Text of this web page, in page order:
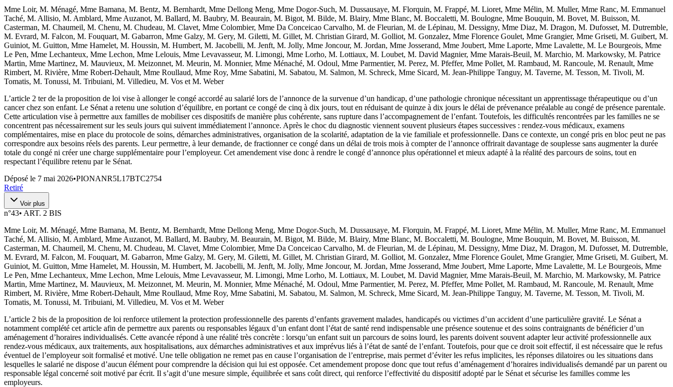
Mme Loir, M. Ménagé, Mme Bamana, M. Bentz, M. Bernhardt, Mme Dellong Meng, Mme Dogor-Such, M. Dussausaye, M. Florquin, M. Frappé, M. Lioret, Mme Mélin, M. Muller, Mme Ranc, M. Emmanuel
Taché, M. Allisio, M. Amblard, Mme Auzanot, M. Ballard, M. Baubry, M. Beaurain, M. Bigot, M. Bilde, M. Blairy, Mme Blanc, M. Boccaletti, M. Boulogne, Mme Bouquin, M. Bovet, M. Buisson, M.
Casterman, M. Chaumeil, M. Chenu, M. Chudeau, M. Clavet, Mme Colombier, Mme Da Conceicao Carvalho, M. de Fleurian, M. de Lépinau, M. Dessigny, Mme Diaz, M. Dragon, M. Dufosset, M. Dutremble,
M. Evrard, M. Falcon, M. Fouquart, M. Gabarron, Mme Galzy, M. Gery, M. Giletti, M. Gillet, M. Christian Girard, M. Golliot, M. Gonzalez, Mme Florence Goulet, Mme Grangier, Mme Griseti, M. Guibert, M.
Guiniot, M. Guitton, Mme Hamelet, M. Houssin, M. Humbert, M. Jacobelli, M. Jenft, M. Jolly, Mme Joncour, M. Jordan, Mme Josserand, Mme Joubert, Mme Laporte, Mme Lavalette, M. Le Bourgeois, Mme
Le Pen, Mme Lechanteux, Mme Lechon, Mme Lelouis, Mme Levavasseur, M. Limongi, Mme Lorho, M. Lottiaux, M. Loubet, M. David Magnier, Mme Marais-Beuil, M. Marchio, M. Markowsky, M. Patrice
Martin, Mme Martinez, M. Mauvieux, M. Meizonnet, M. Meurin, M. Monnier, Mme Ménaché, M. Odoul, Mme Parmentier, M. Perez, M. Pfeffer, Mme Pollet, M. Rambaud, M. Rancoule, M. Renault, Mme
Rimbert, M. Rivière, Mme Robert-Dehault, Mme Roullaud, Mme Roy, Mme Sabatini, M. Sabatou, M. Salmon, M. Schreck, Mme Sicard, M. Jean-Philippe Tanguy, M. Taverne, M. Tesson, M. Tivoli, M.
Tomatis, M. Tonussi, M. Tribuiani, M. Villedieu, M. Vos et M. Weber
L’article 2 ter de la proposition de loi vise à allonger le congé accordé au salarié lors de l’annonce de la survenue d’un handicap, d’une pathologie chronique nécessitant un apprentissage thérapeutique ou d’un
cancer chez son enfant. Le Sénat a retenu une solution d’équilibre, en portant ce congé de cinq à dix jours, tout en réduisant de quinze à dix jours le délai de prévenance préalable au congé de présence parentale.
Cette articulation vise à permettre aux familles de mobiliser ces dispositifs de manière plus cohérente, sans rupture dans l’accompagnement de l’enfant. Toutefois, les difficultés rencontrées par les familles ne se
concentrent pas nécessairement sur les seuls jours qui suivent immédiatement l’annonce. Après le choc du diagnostic viennent souvent plusieurs étapes successives : rendez-vous médicaux, examens
complémentaires, mise en place du protocole de soins, démarches administratives, organisation de la scolarité, adaptation de la vie familiale et professionnelle. Dans ce contexte, un congé pris en bloc peut ne pas
correspondre aux besoins réels des parents. Leur permettre, à leur demande, de fractionner ce congé dans un délai de trois mois à compter de l’annonce offrirait davantage de souplesse sans augmenter la durée
totale du congé ni créer une charge supplémentaire pour l’employeur. Cet amendement vise donc à rendre le congé d’annonce plus opérationnel et mieux adapté à la réalité des parcours de soins, tout en
respectant l’équilibre retenu par le Sénat.
Déposé le 7 mai 2026•PIONANR5L17BTC2754
Retiré
Voir plus
n°43• ART. 2 BIS
Mme Loir, M. Ménagé, Mme Bamana, M. Bentz, M. Bernhardt, Mme Dellong Meng, Mme Dogor-Such, M. Dussausaye, M. Florquin, M. Frappé, M. Lioret, Mme Mélin, M. Muller, Mme Ranc, M. Emmanuel
Taché, M. Allisio, M. Amblard, Mme Auzanot, M. Ballard, M. Baubry, M. Beaurain, M. Bigot, M. Bilde, M. Blairy, Mme Blanc, M. Boccaletti, M. Boulogne, Mme Bouquin, M. Bovet, M. Buisson, M.
Casterman, M. Chaumeil, M. Chenu, M. Chudeau, M. Clavet, Mme Colombier, Mme Da Conceicao Carvalho, M. de Fleurian, M. de Lépinau, M. Dessigny, Mme Diaz, M. Dragon, M. Dufosset, M. Dutremble,
M. Evrard, M. Falcon, M. Fouquart, M. Gabarron, Mme Galzy, M. Gery, M. Giletti, M. Gillet, M. Christian Girard, M. Golliot, M. Gonzalez, Mme Florence Goulet, Mme Grangier, Mme Griseti, M. Guibert, M.
Guiniot, M. Guitton, Mme Hamelet, M. Houssin, M. Humbert, M. Jacobelli, M. Jenft, M. Jolly, Mme Joncour, M. Jordan, Mme Josserand, Mme Joubert, Mme Laporte, Mme Lavalette, M. Le Bourgeois, Mme
Le Pen, Mme Lechanteux, Mme Lechon, Mme Lelouis, Mme Levavasseur, M. Limongi, Mme Lorho, M. Lottiaux, M. Loubet, M. David Magnier, Mme Marais-Beuil, M. Marchio, M. Markowsky, M. Patrice
Martin, Mme Martinez, M. Mauvieux, M. Meizonnet, M. Meurin, M. Monnier, Mme Ménaché, M. Odoul, Mme Parmentier, M. Perez, M. Pfeffer, Mme Pollet, M. Rambaud, M. Rancoule, M. Renault, Mme
Rimbert, M. Rivière, Mme Robert-Dehault, Mme Roullaud, Mme Roy, Mme Sabatini, M. Sabatou, M. Salmon, M. Schreck, Mme Sicard, M. Jean-Philippe Tanguy, M. Taverne, M. Tesson, M. Tivoli, M.
Tomatis, M. Tonussi, M. Tribuiani, M. Villedieu, M. Vos et M. Weber
L’article 2 bis de la proposition de loi renforce utilement la protection professionnelle des parents d’enfants gravement malades, handicapés ou victimes d’un accident d’une particulière gravité. Le Sénat a
notamment complété cet article afin de permettre aux parents ou responsables légaux d’un enfant dont l’état de santé rend indispensable une présence soutenue et des soins contraignants de bénéficier d’un
aménagement d’horaires individualisés. Cette avancée répond à une réalité très concrète : lorsqu’un enfant suit un parcours de soins lourd, les parents doivent souvent adapter leur activité professionnelle aux
rendez-vous médicaux, aux traitements, aux hospitalisations, aux démarches administratives et aux imprévus liés à l’état de santé de l’enfant. Toutefois, pour que ce droit soit effectif, il est nécessaire que le refus
éventuel de l’employeur soit formalisé et motivé. Une telle obligation ne remet pas en cause l’organisation de l’entreprise, mais permet d’éviter les refus implicites, les réponses dilatoires ou les situations dans
lesquelles le salarié ne dispose d’aucun élément pour comprendre la décision qui lui est opposée. Cet amendement propose donc que tout refus d’aménagement d’horaires individualisés demandé par un parent ou
responsable légal concerné soit motivé par écrit. Il s’agit d’une mesure simple, équilibrée et sans coût direct, qui renforce l’effectivité du dispositif adopté par le Sénat et sécurise les familles comme les
employeurs.